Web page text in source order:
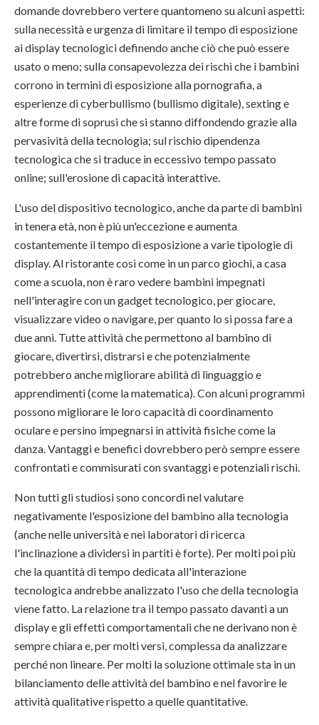
domande dovrebbero vertere quantomeno su alcuni aspetti:
sulla necessità e urgenza di limitare il tempo di esposizione
ai display tecnologici definendo anche ciò che può essere
usato o meno; sulla consapevolezza dei rischi che i bambini
corrono in termini di esposizione alla pornografia, a
esperienze di cyberbullismo (bullismo digitale), sexting e
altre forme di soprusi che si stanno diffondendo grazie alla
pervasività della tecnologia; sul rischio dipendenza
tecnologica che si traduce in eccessivo tempo passato
online; sull'erosione di capacità interattive.
L'uso del dispositivo tecnologico, anche da parte di bambini
in tenera età, non è più un'eccezione e aumenta
costantemente il tempo di esposizione a varie tipologie di
display. Al ristorante così come in un parco giochi, a casa
come a scuola, non è raro vedere bambini impegnati
nell'interagire con un gadget tecnologico, per giocare,
visualizzare video o navigare, per quanto lo si possa fare a
due anni. Tutte attività che permettono al bambino di
giocare, divertirsi, distrarsi e che potenzialmente
potrebbero anche migliorare abilità di linguaggio e
apprendimenti (come la matematica). Con alcuni programmi
possono migliorare le loro capacità di coordinamento
oculare e persino impegnarsi in attività fisiche come la
danza. Vantaggi e benefici dovrebbero però sempre essere
confrontati e commisurati con svantaggi e potenziali rischi.
Non tutti gli studiosi sono concordi nel valutare
negativamente l'esposizione del bambino alla tecnologia
(anche nelle università e nei laboratori di ricerca
l'inclinazione a dividersi in partiti è forte). Per molti poi più
che la quantità di tempo dedicata all'interazione
tecnologica andrebbe analizzato l'uso che della tecnologia
viene fatto. La relazione tra il tempo passato davanti a un
display e gli effetti comportamentali che ne derivano non è
sempre chiara e, per molti versi, complessa da analizzare
perché non lineare. Per molti la soluzione ottimale sta in un
bilanciamento delle attività del bambino e nel favorire le
attività qualitative rispetto a quelle quantitative.